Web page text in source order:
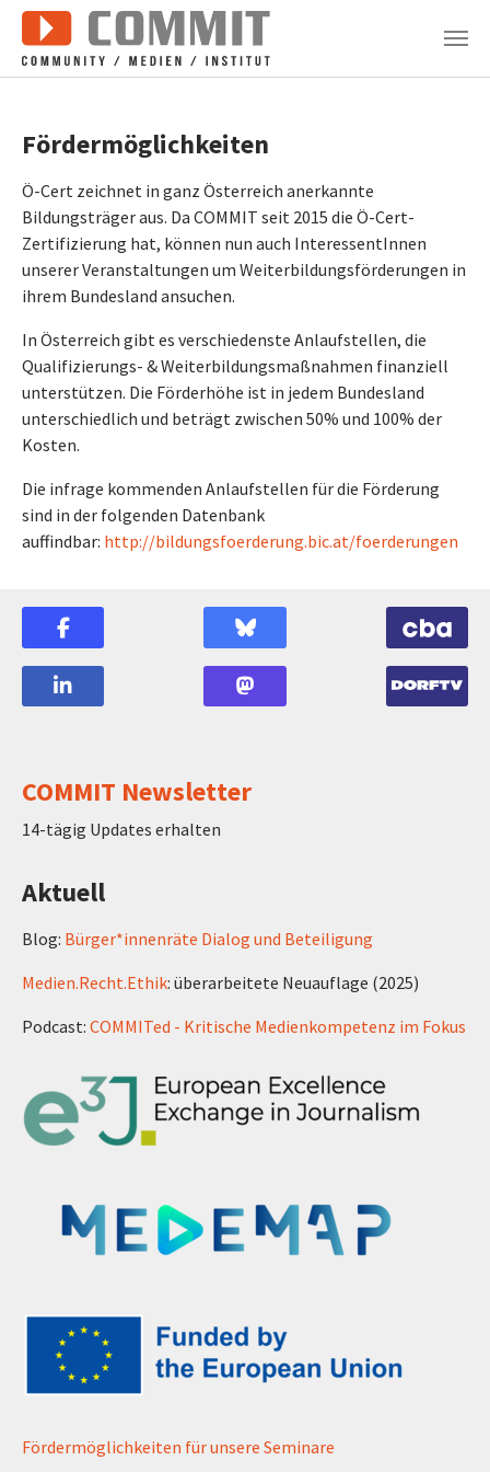
Zum Hauptinhalt springen
Fördermöglichkeiten
Ö-Cert zeichnet in ganz Österreich anerkannte
Bildungsträger aus. Da COMMIT seit 2015 die Ö-Cert-
Zertifizierung hat, können nun auch InteressentInnen
unserer Veranstaltungen um Weiterbildungsförderungen in
ihrem Bundesland ansuchen.
In Österreich gibt es verschiedenste Anlaufstellen, die
Qualifizierungs- & Weiterbildungsmaßnahmen finanziell
unterstützen. Die Förderhöhe ist in jedem Bundesland
unterschiedlich und beträgt zwischen 50% und 100% der
Kosten.
Die infrage kommenden Anlaufstellen für die Förderung
sind in der folgenden Datenbank
auffindbar: http://bildungsfoerderung.bic.at/foerderungen
COMMIT Newsletter
14-tägig Updates erhalten
Aktuell
Blog: Bürger*innenräte Dialog und Beteiligung
Medien.Recht.Ethik: überarbeitete Neuauflage (2025)
Podcast: COMMITed - Kritische Medienkompetenz im Fokus
Fördermöglichkeiten für unsere Seminare